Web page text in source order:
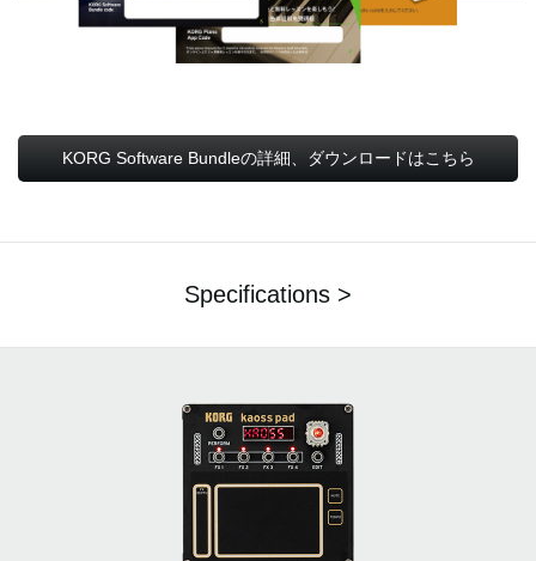
KORG Software Bundleの詳細、ダウンロードはこちら
Specifications >